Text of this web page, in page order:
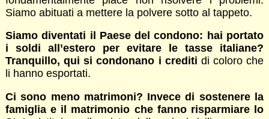
Siamo abituati a mettere la polvere sotto al tappeto.
Siamo diventati il Paese del condono: hai portato
i soldi all’estero per evitare le tasse italiane?
Tranquillo, qui si condonano i crediti di coloro che
li hanno esportati.
Ci sono meno matrimoni? Invece di sostenere la
famiglia e il matrimonio che fanno risparmiare lo